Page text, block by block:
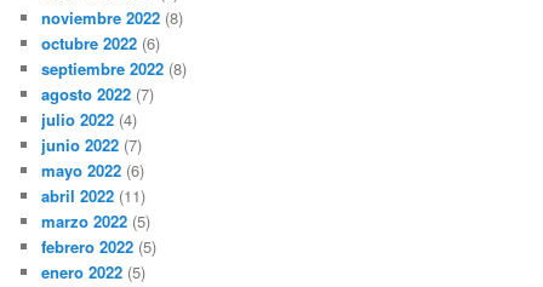
noviembre 2022 (8)
octubre 2022 (6)
septiembre 2022 (8)
agosto 2022 (7)
julio 2022 (4)
junio 2022 (7)
mayo 2022 (6)
abril 2022 (11)
marzo 2022 (5)
febrero 2022 (5)
enero 2022 (5)